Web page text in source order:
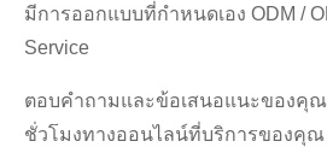
มีการออกแบบที่กำหนดเอง ODM /
Service
ตอบคำถามและข้อเสนอแนะของคุณ
ชั่วโมงทางออนไลน์ที่บริการของคุณ